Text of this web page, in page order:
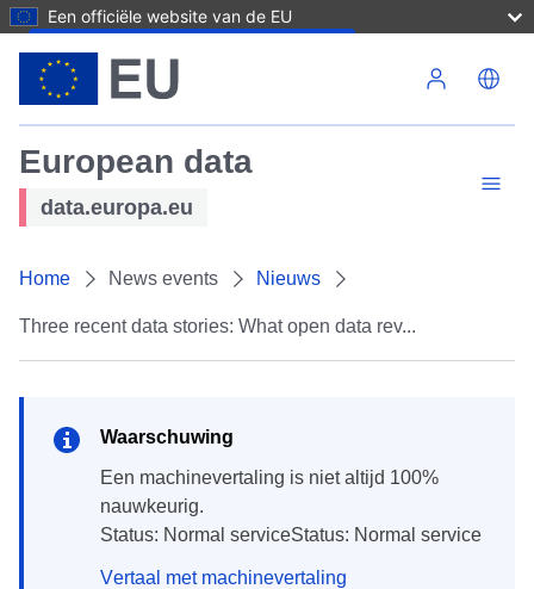
Een officiële website van de EU
European data
data.europa.eu
Home News events Nieuws
Three recent data stories: What open data rev...
Waarschuwing
een machinevertaling is niet altijd 100%
nauwkeurig.
Status: Normal serviceStatus: Normal service
Vertaal met machinevertaling